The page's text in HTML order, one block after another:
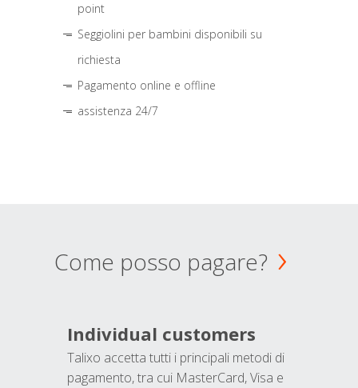
point
Seggiolini per bambini disponibili su
richiesta
Pagamento online e offline
assistenza 24/7
Come posso pagare?
Individual customers
Talixo accetta tutti i principali metodi di
pagamento, tra cui MasterCard, Visa e